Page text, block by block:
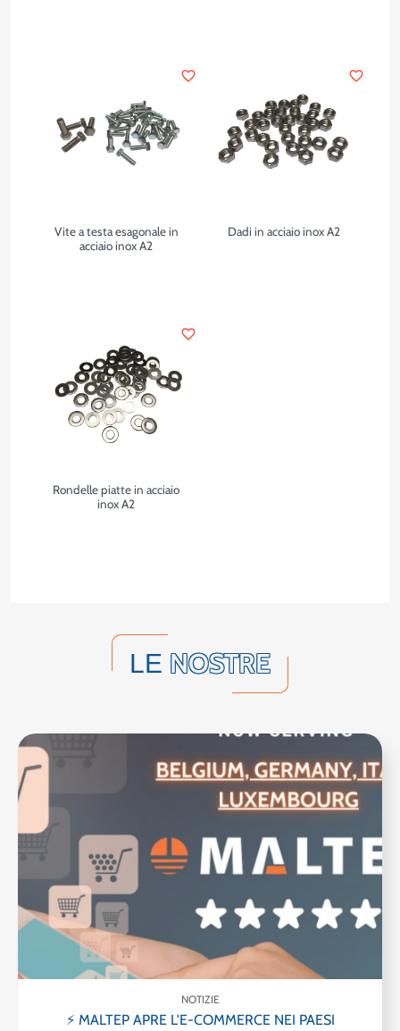
Vite a testa esagonale in
acciaio inox A2
favorite_border
Dadi in acciaio inox A2
favorite_border
Rondelle piatte in acciaio
inox A2
favorite_border
LE NOSTRE
NOTIZIE
⚡ MALTEP APRE L'E-COMMERCE NEI PAESI